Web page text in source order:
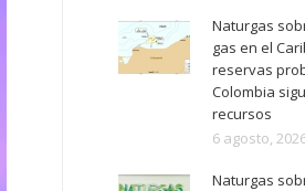
Naturgas
gas en el
reservas
Colombia
recursos
6 agosto,
Naturgas